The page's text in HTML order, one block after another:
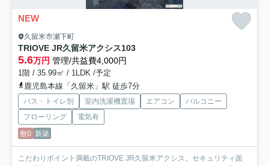
NEW
久留米市瀬下町
TRIOVE JR久留米アクシス103
5.6万円 管理/共益費4,000円
1階 / 35.99㎡ / 1LDK /予定
鹿児島本線「久留米」駅 徒歩7分
バス・トイレ別 室内洗濯機置場 エアコン
バルコニー
フローリング
電気有
敷0 新築
こだわりポイント満載のTRIOVE JR久留米アクシス。セキュリティ面